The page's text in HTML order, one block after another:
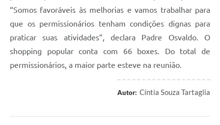
“Somos favoráveis às melhorias e vamos trabalhar para
que os permissionários tenham condições dignas para
praticar suas atividades”, declara Padre Osvaldo. O
shopping popular conta com 66 boxes. Do total de
permissionários, a maior parte esteve na reunião.
Autor: Cíntia Souza Tartaglia